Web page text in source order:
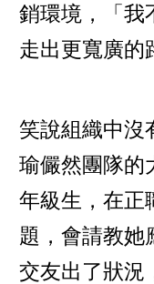
銷環境，「我
走出更寬廣的
笑說組織中沒
瑜儼然團隊的
年級生，在正
題，會請教她
交友出了狀況